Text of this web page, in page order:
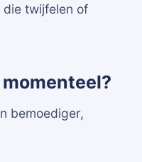
die twijfelen of
bemoediger,